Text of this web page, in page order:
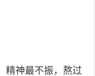
精神最不振，熬过